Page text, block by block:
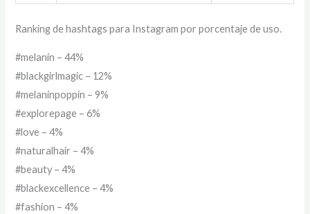
Ranking de hashtags para Instagram por porcentaje de uso.
#melanin – 44%
#blackgirlmagic – 12%
#melaninpoppin – 9%
#explorepage – 6%
#love – 4%
#naturalhair – 4%
#beauty – 4%
#blackexcellence – 4%
#fashion – 4%